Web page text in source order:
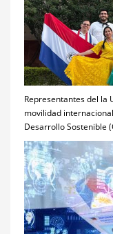
Representantes del la
movilidad
Desarrollo Sostenible